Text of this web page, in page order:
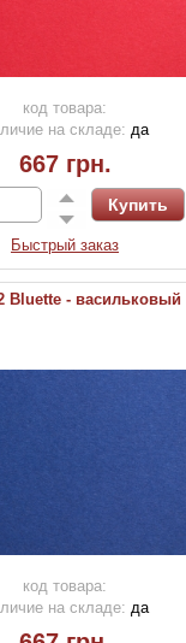
код товара:
на складе: да
667 грн.
Быстрый заказ
Bluette - васильковый
код товара:
на складе: да